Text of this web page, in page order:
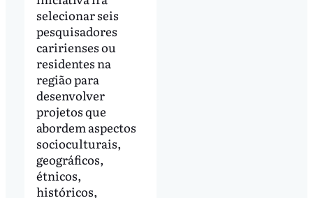
selecionar seis
pesquisadores
caririenses ou
residentes na
região para
desenvolver
projetos que
abordem aspectos
socioculturais,
geográficos,
étnicos,
históricos,